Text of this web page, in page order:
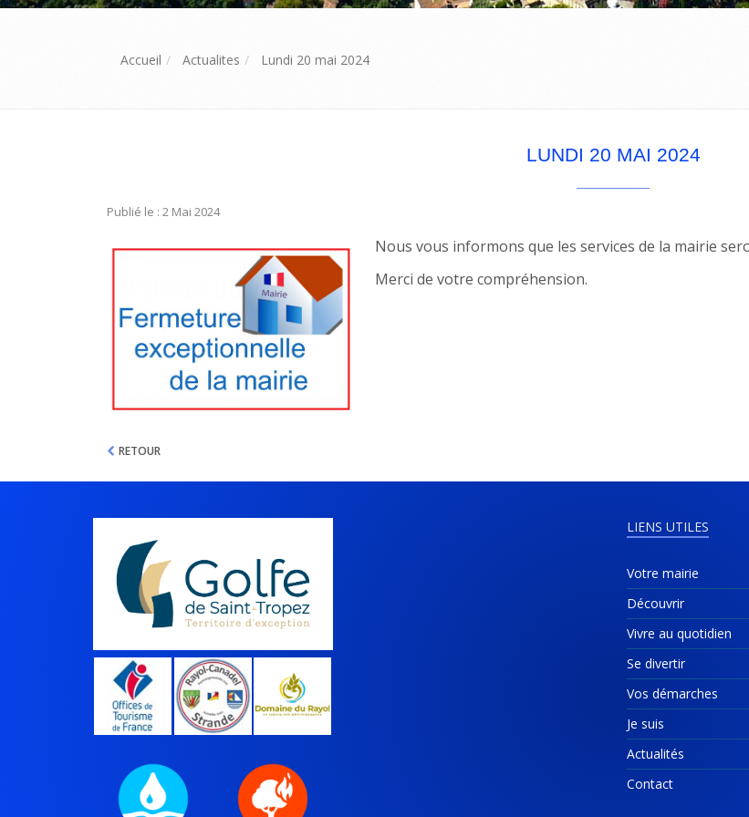
Accueil Actualites Lundi 20 mai 2024
LUNDI 20 MAI 2024
Publié le : 2 Mai 2024
Nous vous informons que les services de la mairie
Merci de votre compréhension.
RETOUR
LIENS UTILES
Votre mairie
Découvrir
Vivre au quotidien
Se divertir
Vos démarches
Je suis
Actualités
Contact